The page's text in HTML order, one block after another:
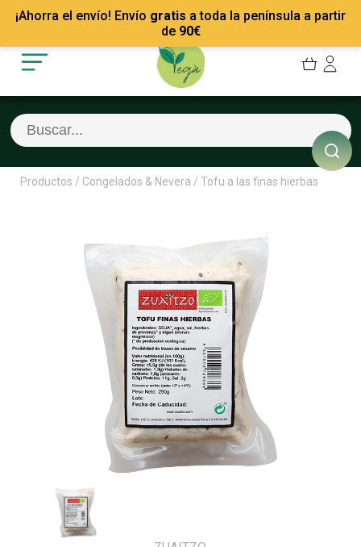
¡Ahorra el envío! Envío gratis a toda la península a partir
de 90€
Mis Pedidos
Mis favoritos
Cerrar sesión
Recetas
Empresas
Contacto
Productos / Congelados & Nevera / Tofu a las finas hierbas